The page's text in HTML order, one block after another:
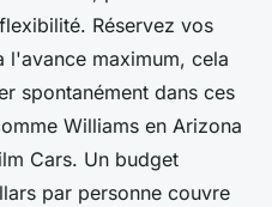
Réservez vos
l'avance maximum, cela
spontanément dans ces
Williams en Arizona
Cars. Un budget
par personne couvre